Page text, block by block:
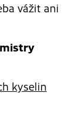
vážit ani
kyselin